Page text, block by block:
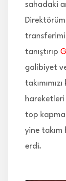
sahadaki
tanıştırıp
galibiyet
top
yine takım
erdi.